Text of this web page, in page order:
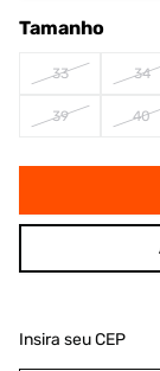
Tamanho
33 34
39 40
Insira seu CEP